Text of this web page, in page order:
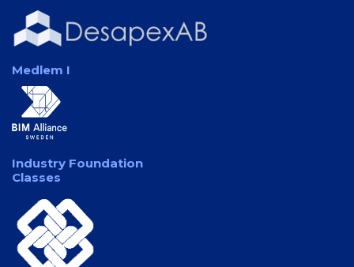
Medlem I
Industry Foundation
Classes